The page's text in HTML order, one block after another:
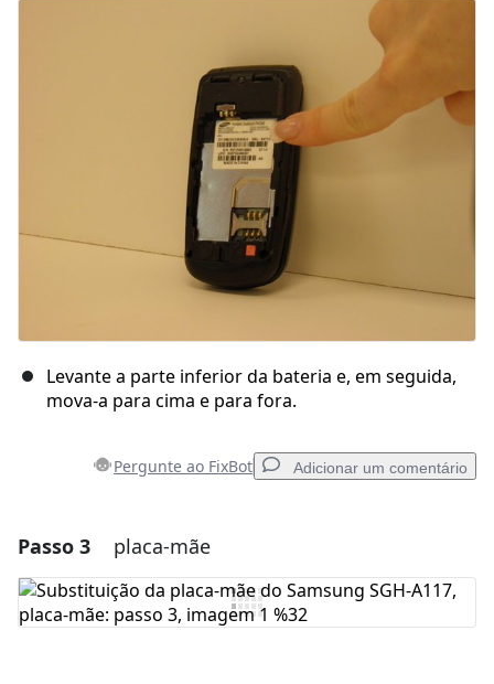
Cancelar Postar comentário
Levante a parte inferior da bateria e, em seguida,
mova-a para cima e para fora.
Pergunte ao FixBot Adicionar um comentário
Adicionar um comentário
Comentar
Passo 3 placa-mãe